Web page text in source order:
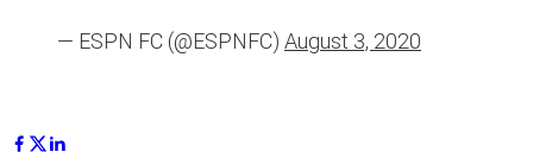
— ESPN FC (@ESPNFC) August 3, 2020